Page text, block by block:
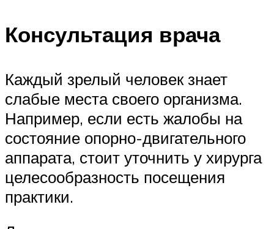
Консультация врача
Каждый зрелый человек знает
слабые места своего организма.
Например, если есть жалобы на
состояние опорно-двигательного
аппарата, стоит уточнить у хирурга
целесообразность посещения
практики.